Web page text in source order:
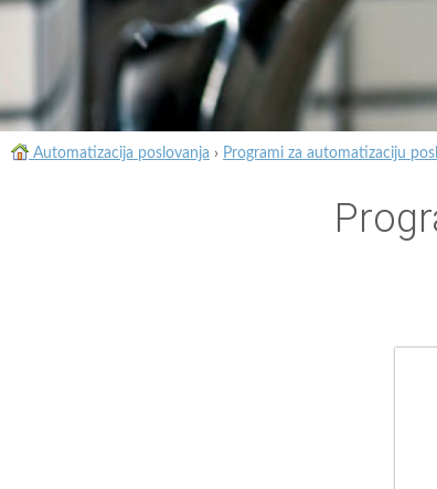
Automatizacija poslovanja › Programi za automatizaciju